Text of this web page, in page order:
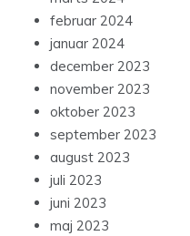
februar 2024
januar 2024
december 2023
november 2023
oktober 2023
september 2023
august 2023
juli 2023
juni 2023
maj 2023